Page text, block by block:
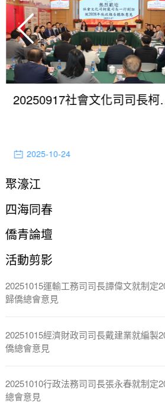
20250917社會文
2025-10-24
聚濠江
四海同春
僑青論壇
活動剪影
20251015運輸工務司司長譚偉文就制定
歸僑總會意見
20251015經濟財政司司長戴建業就編製
僑總會意見
20251010行政法務司司長張永春就制定
總會意見